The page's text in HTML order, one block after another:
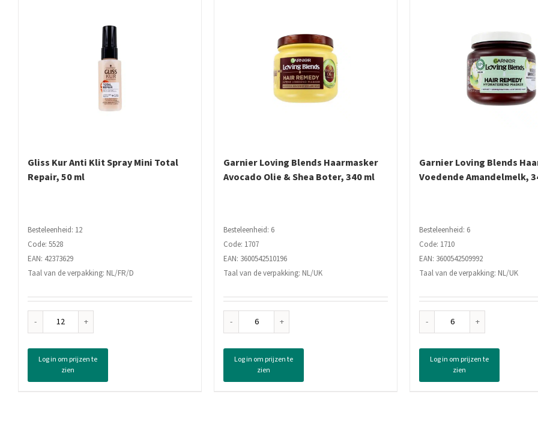
Gliss Kur Anti Klit Spray Mini Total
Repair, 50 ml
Besteleenheid: 12
Code: 5528
EAN: 42373629
Taal van de verpakking: NL/FR/D
Gliss
Anti
Klit
Spray
Mini
Log in om prijzen te
zien
Garnier Loving Blends Haarmasker
Avocado Olie & Shea Boter, 340 ml
Besteleenheid: 6
Code: 1707
EAN: 3600542510196
Taal van de verpakking: NL/UK
Garnier
Blends
Haarmasker
Avocado
Olie
Log in om prijzen te
zien
Garnier Loving Blends
Voedende Amandelmelk,
Besteleenheid: 6
Code: 1710
EAN: 3600542509992
Taal van de verpakking: NL/UK
Garnier
Blends
Haarmasker
Voedende
Amandelmelk,
Log in om prijzen te
zien